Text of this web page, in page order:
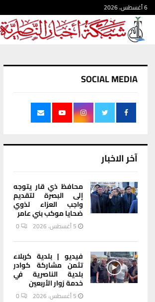
6 أغسطس، 2026
SOCIAL MEDIA
آخر الاخبار
محافظ ذي قار يتوجه
إلى البصرة لتقديم
واجب العزاء لذوي
ضحايا موكب بني عامر
5 أغسطس، 2026 0
فيديو | بلدية كربلاء
تثمن مشاركة كوادر
بلدية الناصرية في
خدمة زوار الأربعين
5 أغسطس، 2026 0